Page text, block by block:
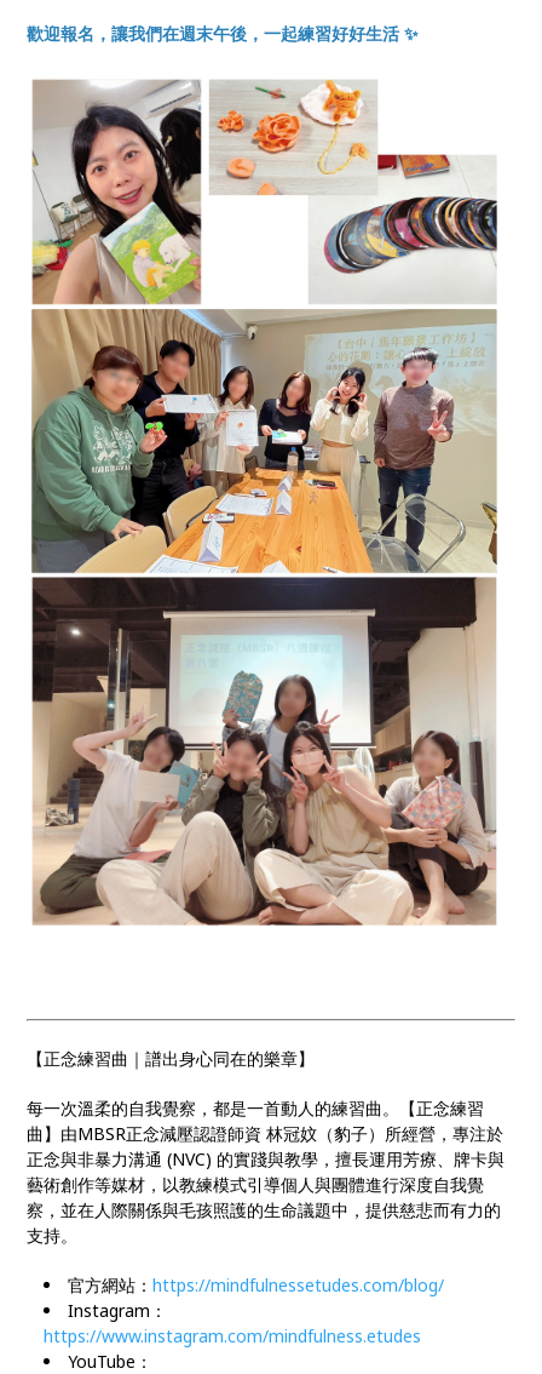
歡迎報名，讓我們在週末午後，一起練習好好生活 ✨
【正念練習曲｜譜出身心同在的樂章】
每一次溫柔的自我覺察，都是一首動人的練習曲。【正念練習
曲】由MBSR正念減壓認證師資 林冠妏（豹子）所經營，專注於
正念與非暴力溝通 (NVC) 的實踐與教學，擅長運用芳療、牌卡與
藝術創作等媒材，以教練模式引導個人與團體進行深度自我覺
察，並在人際關係與毛孩照護的生命議題中，提供慈悲而有力的
支持。
官方網站：https://mindfulnessetudes.com/blog/
Instagram：
https://www.instagram.com/mindfulness.etudes
YouTube：